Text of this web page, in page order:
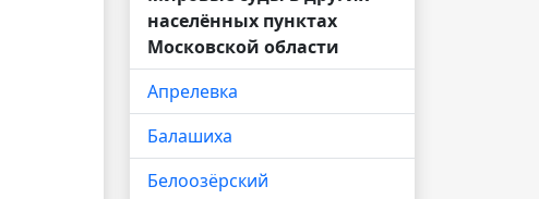
населённых пунктах
Московской области
Апрелевка
Балашиха
Белоозёрский